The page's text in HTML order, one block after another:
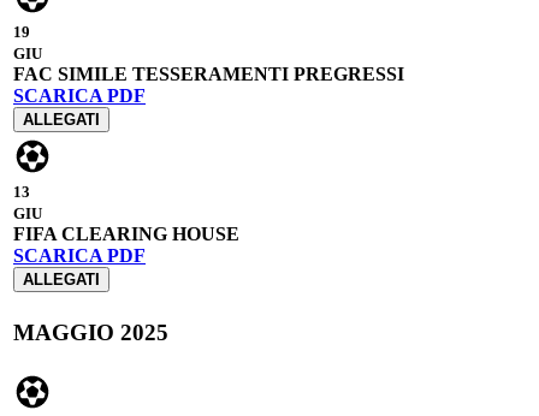
19
GIU
FAC SIMILE TESSERAMENTI PREGRESSI
SCARICA PDF
ALLEGATI
13
GIU
FIFA CLEARING HOUSE
SCARICA PDF
ALLEGATI
MAGGIO 2025